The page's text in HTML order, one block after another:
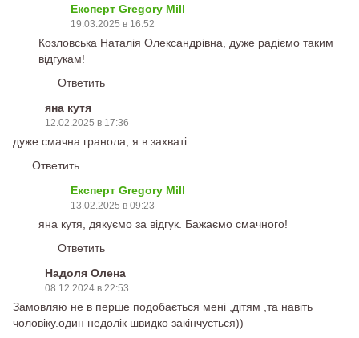
Експерт Gregory Mill
19.03.2025 в 16:52
Козловська Наталія Олександрівна, дуже радіємо таким
відгукам!
Ответить
яна кутя
12.02.2025 в 17:36
дуже смачна гранола, я в захваті
Ответить
Експерт Gregory Mill
13.02.2025 в 09:23
яна кутя, дякуємо за відгук. Бажаємо смачного!
Ответить
Надоля Олена
08.12.2024 в 22:53
Замовляю не в перше подобається мені ,дітям ,та навіть
чоловіку.один недолік швидко закінчується))